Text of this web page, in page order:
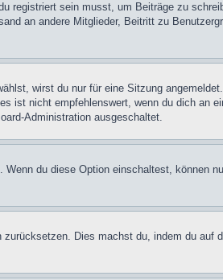
registriert sein musst, um Beiträge zu
an andere Mitglieder, Beitritt zu
wirst du nur für eine Sitzung
ist nicht empfehlenswert, wenn du dich an
Administration ausgeschaltet.
du diese Option einschaltest, können
Dies machst du, indem du auf